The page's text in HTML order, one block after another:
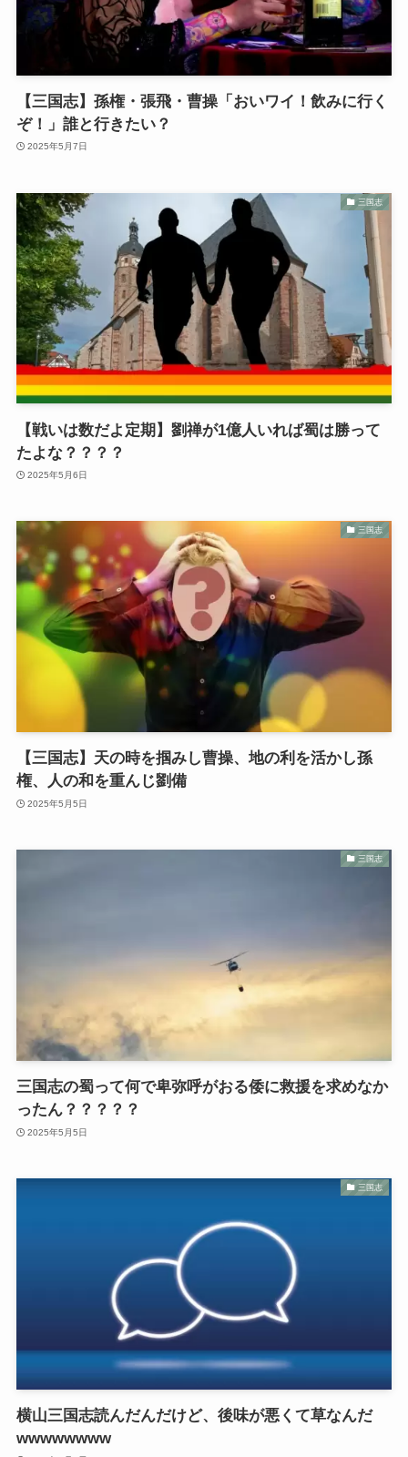
【三国志】孫権・張飛・曹操「おいワイ！飲みに行く
ぞ！」誰と行きたい？
2025年5月7日
三国志
【戦いは数だよ定期】劉禅が1億人いれば蜀は勝って
たよな？？？？
2025年5月6日
三国志
【三国志】天の時を掴みし曹操、地の利を活かし孫
権、人の和を重んじ劉備
2025年5月5日
三国志
三国志の蜀って何で卑弥呼がおる倭に救援を求めなか
ったん？？？？？
2025年5月5日
三国志
横山三国志読んだんだけど、後味が悪くて草なんだ
wwwwwwww